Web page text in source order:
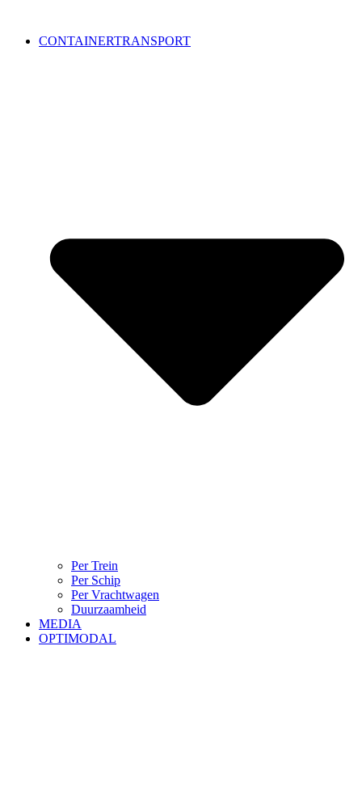
CONTAINERTRANSPORT
Per Trein
Per Schip
Per Vrachtwagen
Duurzaamheid
MEDIA
OPTIMODAL